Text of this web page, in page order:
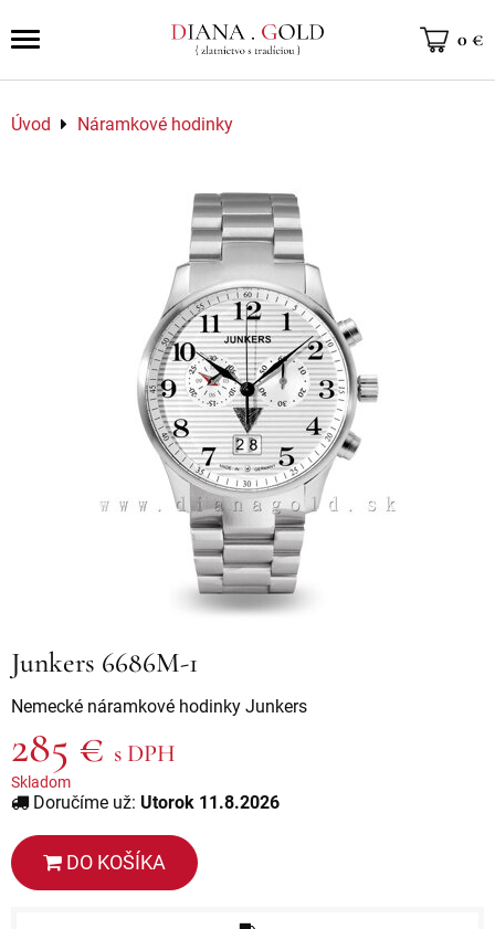
0 €
Úvod Náramkové hodinky
Junkers 6686M-1
Nemecké náramkové hodinky Junkers
285 € s DPH
Skladom
Doručíme už: Utorok 11.8.2026
DO KOŠÍKA